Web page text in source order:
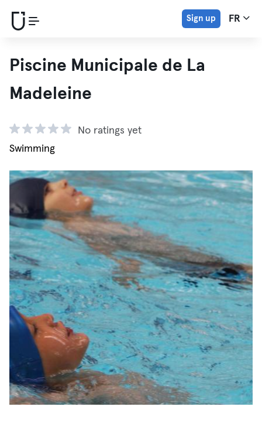
Sign up FR
Piscine Municipale de La
Madeleine
No ratings yet
Swimming